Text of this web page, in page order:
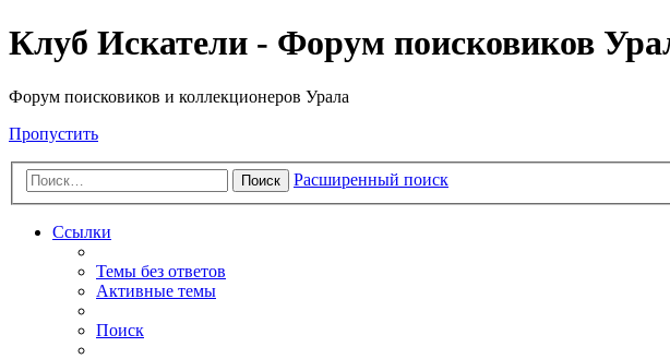
Клуб Искатели - Форум поисковиков
Форум поисковиков и коллекционеров Урала
Пропустить
Поиск Расширенный поиск
Ссылки
Темы без ответов
Активные темы
Поиск